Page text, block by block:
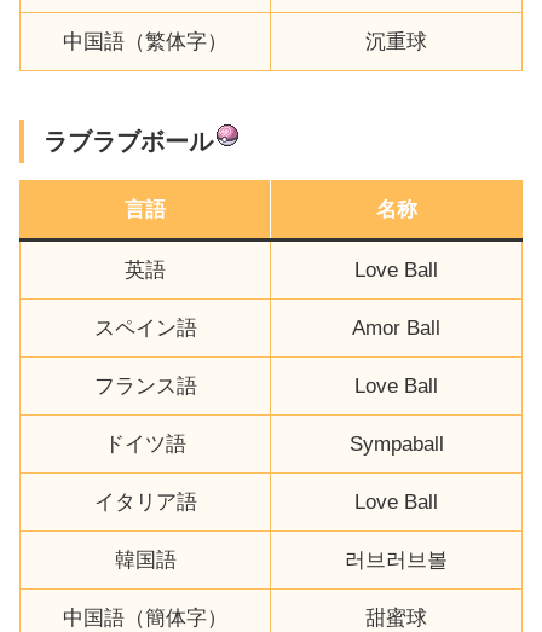
中国語（繁体字） 沉重球
ラブラブボール
言語 名称
英語 Love Ball
スペイン語 Amor Ball
フランス語 Love Ball
ドイツ語 Sympaball
イタリア語 Love Ball
韓国語 러브러브볼
中国語（簡体字） 甜蜜球